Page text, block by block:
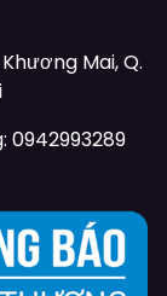
Mai, Q.
0942993289